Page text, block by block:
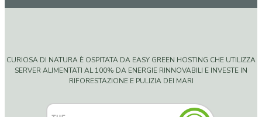
CURIOSA DI NATURA È OSPITATA DA EASY GREEN HOSTING CHE UTILIZZA
SERVER ALIMENTATI AL 100% DA ENERGIE RINNOVABILI E INVESTE IN
RIFORESTAZIONE E PULIZIA DEI MARI